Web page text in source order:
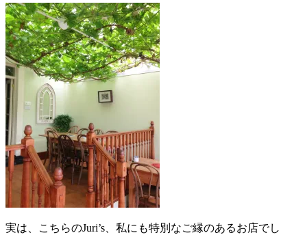
実は、こちらのJuri’s、私にも特別なご縁のあるお店でし